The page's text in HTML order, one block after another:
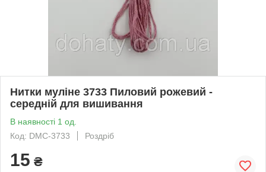
Нитки муліне 3733 Пиловий рожевий -
середній для вишивання
В наявності 1 од.
Код: DMC-3733
Роздріб
15 ₴